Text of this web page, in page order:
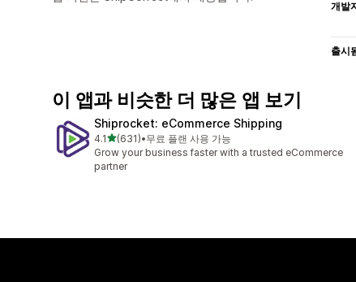
개발
출시
이 앱과 비슷한 더 많은 앱 보기
Shiprocket: eCommerce Shipping
4.1별 5개 중
(631)
총 리뷰 631개
•무료 플랜 사용 가능
Grow your business faster with a trusted eCommerce
partner